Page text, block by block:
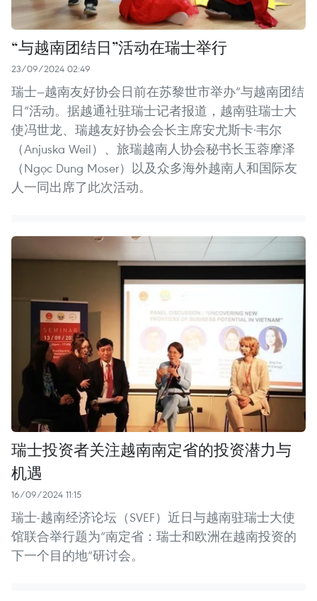
“与越南团结日”活动在瑞士举行
23/09/2024 02:49
瑞士—越南友好协会日前在苏黎世市举办“与越南团结
日”活动。据越通社驻瑞士记者报道，越南驻瑞士大
使冯世龙、瑞越友好协会会长主席安尤斯卡·韦尔
（Anjuska Weil）、旅瑞越南人协会秘书长玉蓉摩泽
（Ngọc Dung Moser）以及众多海外越南人和国际友
人一同出席了此次活动。
瑞士投资者关注越南南定省的投资潜力与
机遇
16/09/2024 11:15
瑞士-越南经济论坛（SVEF）近日与越南驻瑞士大使
馆联合举行题为“南定省：瑞士和欧洲在越南投资的
下一个目的地”研讨会。